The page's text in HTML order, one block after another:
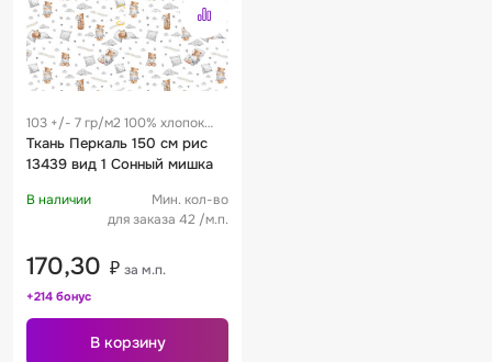
103 +/- 7 гр/м2 100% хлопок
0.25 м
Ткань Перкаль 150 см рис
13439 вид 1 Сонный мишка
В наличии
Мин. кол-во
для заказа 42 /м.п.
170,30 ₽ за м.п.
+214 бонус
В корзину